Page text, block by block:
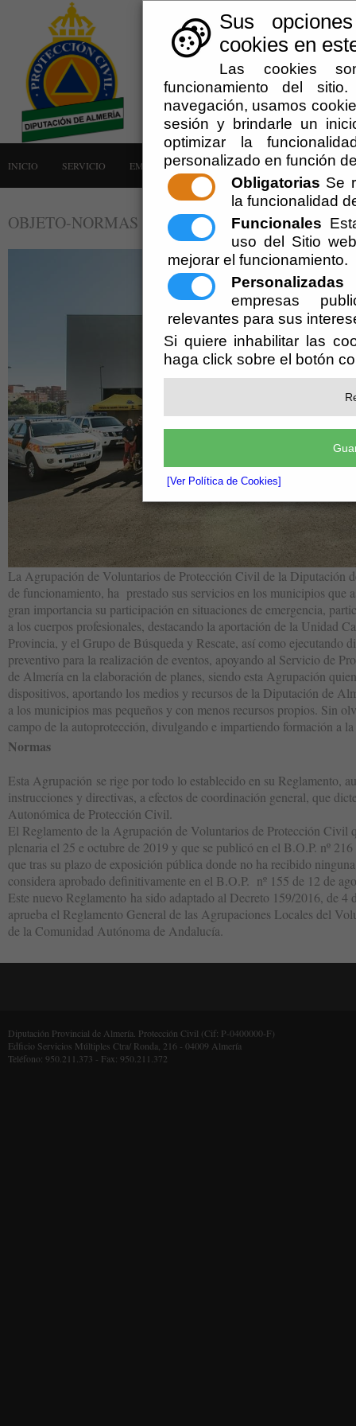
Sus
cookies en
Las cookies
funcionamiento del
navegación, usamos
sesión y brindarle un
optimizar la
personalizado en función
Obligatorias Se
la funcionalidad
Funcionales
uso del Sitio
mejorar el funcionamiento.
Personalizadas
empresas
relevantes para sus
Si quiere inhabilitar las
haga click sobre el botón
[Ver Política de Cookies]
INICIO SERVICIO EMERGENCIAS LA AGRUPACIÓN AVISOS
OBJETO-NORMAS
La Agrupación de Voluntarios de Protección Civil de la Diputación
de funcionamiento, ha prestado sus servicios en los municipios que
gran importancia su participación en situaciones de emergencia,
a los cuerpos profesionales, destacando la aportación de la Unidad
Provincia, y el Grupo de Búsqueda y Rescate, así como ejecutando
preventivo para la realización de eventos, apoyando al Servicio de
de Almería en la elaboración de planes, siendo esta Agrupación
dispositivos, aportando los medios y recursos de la Diputación de
a los municipios mas pequeños y con menos recursos propios. Sin
campo de la autoprotección, divulgando e impartiendo formación a
Normas
Esta Agrupación se rige por todo lo establecido en su Reglamento,
instrucciones y directivas, a efectos de coordinación general, que
Autonómica de Protección Civil.
El Reglamento de la Agrupación de Voluntarios de Protección Civil
plenaria el 25 e octubre de 2019 y que se publicó en el B.O.P. nº
que tras su plazo de exposición pública donde no ha recibido
considera aprobado definitivamente en el B.O.P. nº 155 de 12 de
Este nuevo Reglamento ha sido adaptado al Decreto 159/2016, de 4
aprueba el Reglamento General de las Agrupaciones Locales del
de la Comunidad Autónoma de Andalucía.
Diputación Provincial de Almería. Protección Civil (Cif: P-0400000-F)
Edficio Servicios Múltiples Ctra/ Ronda, 216 - 04009 Almería
Teléfono: 950.211.373 - Fax: 950.211.372